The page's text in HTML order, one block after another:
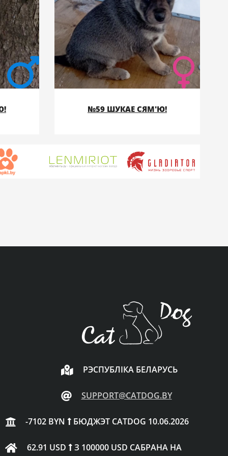
№59 ШУКАЕ СЯМ'Ю!
РЭСПУБЛІКА БЕЛАРУСЬ
SUPPORT@CATDOG.BY
-7102 BYN БЮДЖЭТ CATDOG 10.06.2026
62.91 USD
З 100000 USD САБРАНА НА